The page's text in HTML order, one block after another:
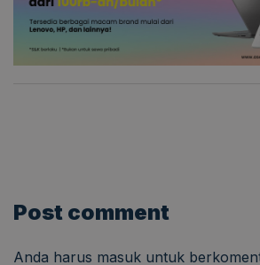
Post comment
Anda harus masuk untuk